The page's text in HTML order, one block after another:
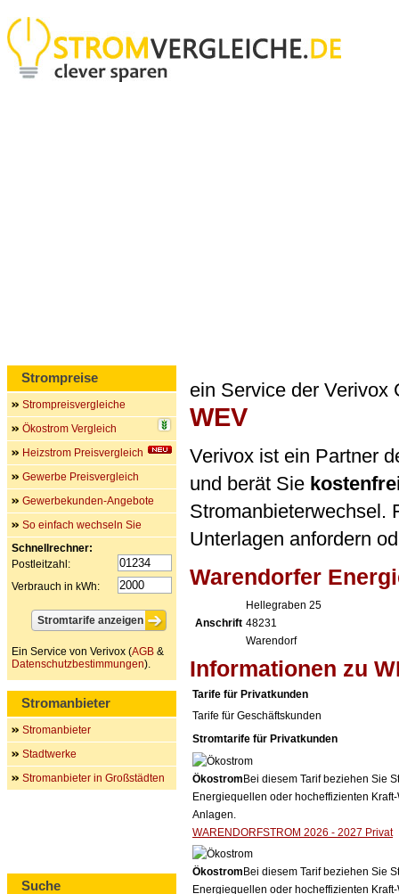
ein Service der Verivox
WEV
Verivox ist ein Partner
und berät Sie
Stromanbieterwechsel.
Unterlagen anfordern
Warendorfer
Anschrift
Hellegraben 25
48231
Warendorf
Informationen zu
Tarife für Privatkunden
Tarife für Geschäftskunden
Stromtarife für Privatkunden
Ökostrom Bei diesem Tarif beziehen Sie
Energiequellen oder hocheffizienten
Anlagen.
WARENDORFSTROM 2026 - 2027 Privat
Ökostrom Bei diesem Tarif beziehen Sie
Energiequellen oder hocheffizienten
Strompreise
Strompreisvergleiche
Ökostrom Vergleich
Heizstrom Preisvergleich
Gewerbe Preisvergleich
Gewerbekunden-Angebote
So einfach wechseln Sie
Schnellrechner:
Postleitzahl:
Verbrauch in kWh:
Ein Service von Verivox (AGB &
Datenschutzbestimmungen).
Stromanbieter
Stromanbieter
Stadtwerke
Stromanbieter in Großstädten
Suche